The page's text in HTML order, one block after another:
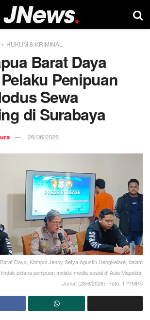
HUKUM & KRIMINAL
Barat Daya
Penipuan
Sewa
di Surabaya
26/06/2026
Daya, Kompol Jenny Setya Agustin Hengkelare, dalam
pidana penipuan melalui media sosial di Aula Mapolda,
Jumat (26/6/2026). Foto: TP?MPS